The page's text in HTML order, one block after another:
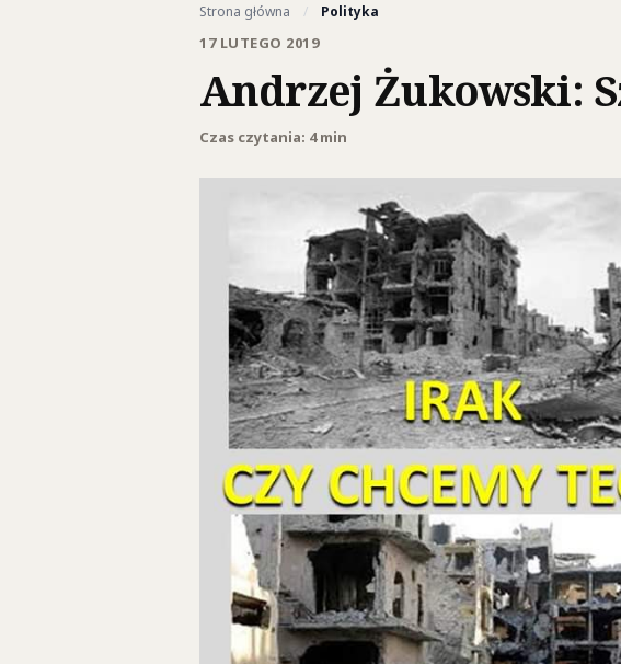
Strona główna / Polityka
17 LUTEGO 2019
Andrzej Żukowski:
Czas czytania: 4 min